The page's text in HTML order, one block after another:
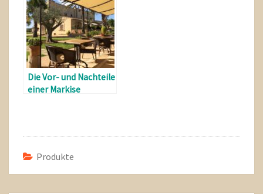
Die Vor- und Nachteile
einer Markise
Produkte